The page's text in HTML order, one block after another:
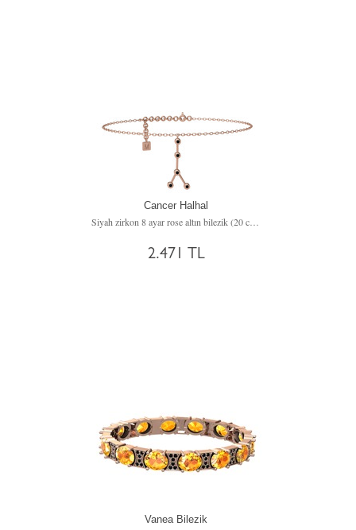
Cancer Halhal
Siyah zirkon 8 ayar rose altın bilezik (20 cm rose altın rolo zincir)
2.471 TL
Vanea Bilezik